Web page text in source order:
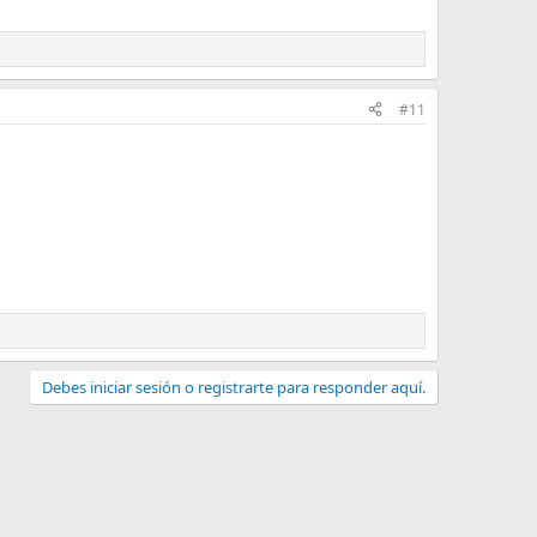
#11
Debes iniciar sesión o registrarte para responder aquí.